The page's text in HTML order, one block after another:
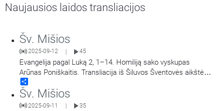
Naujausios laidos transliacijos
Šv. Mišios
2025-09-12 45
Evangelija pagal Luką 2, 1–14. Homiliją sako vyskupas
Arūnas Poniškaitis. Transliacija iš Šiluvos Šventovės aikštės.
Didieji Švč. Mergelės Marijos Gimimo atlaidai.
Šv. Mišios
2025-09-11 35